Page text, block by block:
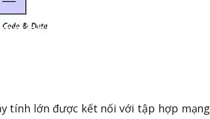
tính lớn được kết nối với tập hợp mạng